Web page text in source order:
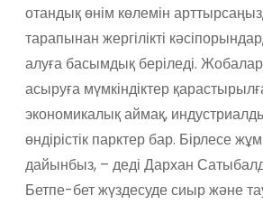
отандық өнім көлемін
тарапынан жергілікті
алуға басымдық беріледі.
асыруға мүмкіндіктер
экономикалық аймақ,
өндірістік парктер бар. Бірлесе
дайынбыз, – деді Дархан
Бетпе-бет жүздесуде сиыр және